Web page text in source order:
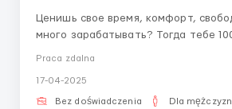
Ценишь свое время, комфорт,
много зарабатывать? Тогда тебе
не фиксированный минимум Не иметь потолка в
заработной плате, качественнее
Praca zdalna
17-04-2025
Bez doświadczenia Dla mężczyzn